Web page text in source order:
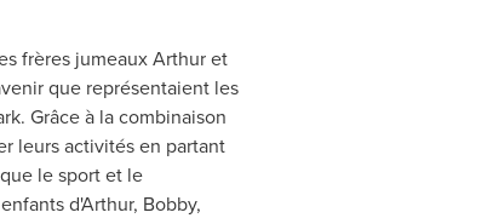
frères jumeaux Arthur et
que représentaient les
. Grâce à la combinaison
leurs activités en partant
le sport et le
d'Arthur, Bobby,